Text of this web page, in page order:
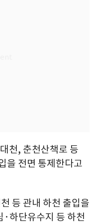
천, 춘천산책로 등
을 전면 통제한다고
등 관내 하천 출입을
하단유수지 등 하천